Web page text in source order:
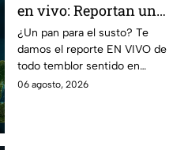
en vivo: Reportan un
sismo de magnitud 4.4
en Oaxaca; ¿en dónde
se percibió?
¿Un pan para el susto? Te
damos el reporte EN VIVO de
todo temblor sentido en
México con epicentro,
06 agosto, 2026